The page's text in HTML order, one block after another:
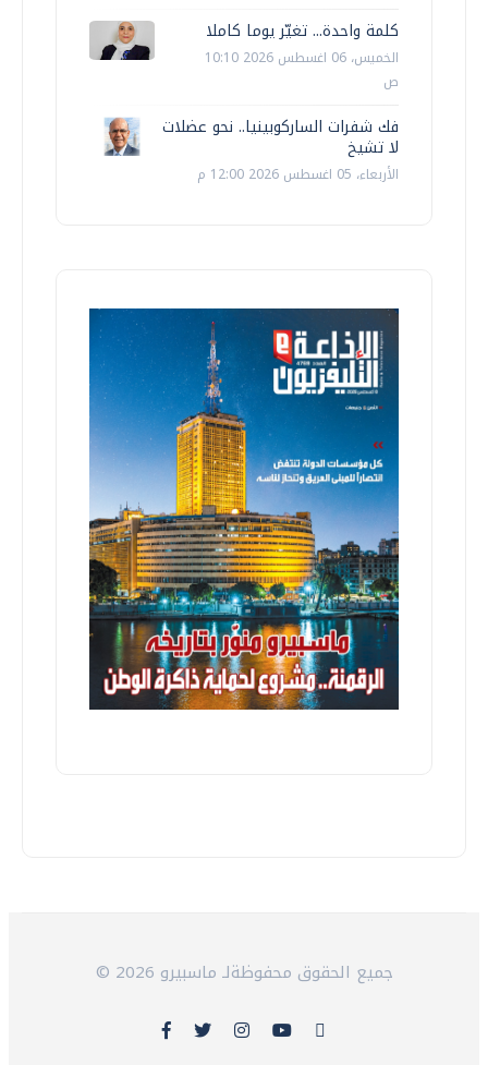
كلمة واحدة... تغيّر يوما كاملا
الخميس، 06 اغسطس 2026 10:10
ص
فك شفرات الساركوبينيا.. نحو عضلات
لا تشيخ
الأربعاء، 05 اغسطس 2026 12:00 م
© 2026 جميع الحقوق محفوظةلـ ماسبيرو